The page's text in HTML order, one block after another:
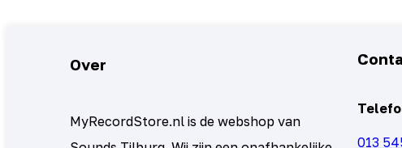
Over
MyRecordStore.nl is de webshop van
013